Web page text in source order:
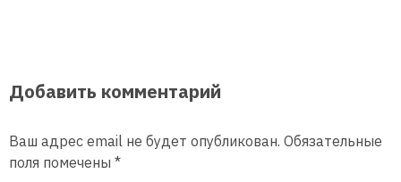
Добавить комментарий
Ваш адрес email не будет опубликован. Обязательные
поля помечены *